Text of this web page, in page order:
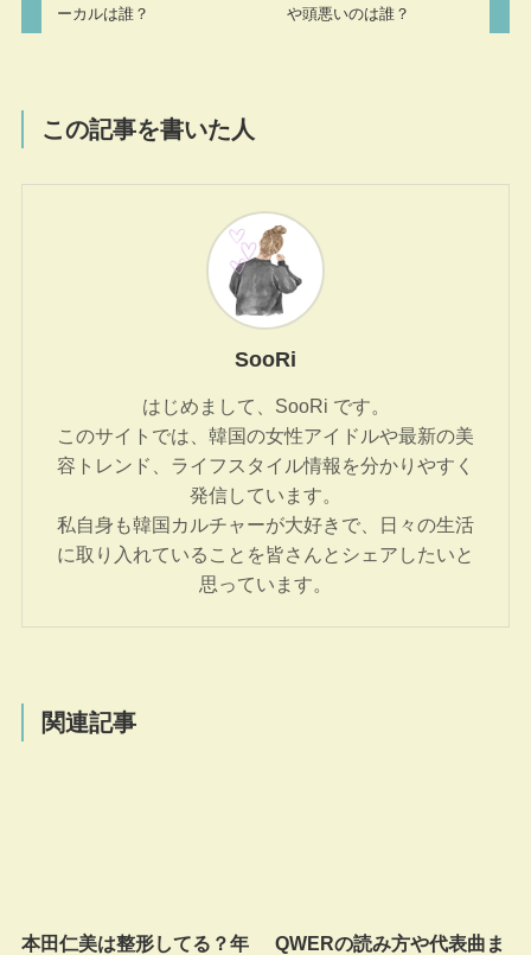
ーカルは誰？
や頭悪いのは誰？
この記事を書いた人
SooRi
はじめまして、SooRi です。
このサイトでは、韓国の女性アイドルや最新の美
容トレンド、ライフスタイル情報を分かりやすく
発信しています。
私自身も韓国カルチャーが大好きで、日々の生活
に取り入れていることを皆さんとシェアしたいと
思っています。
関連記事
本田仁美は整形してる？年
QWERの読み方や代表曲ま